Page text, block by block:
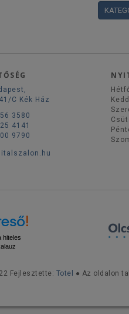
C Kék Ház
3580
4141
9790
Kedd
hiteles
Fejlesztette: Totel
● Az oldalon